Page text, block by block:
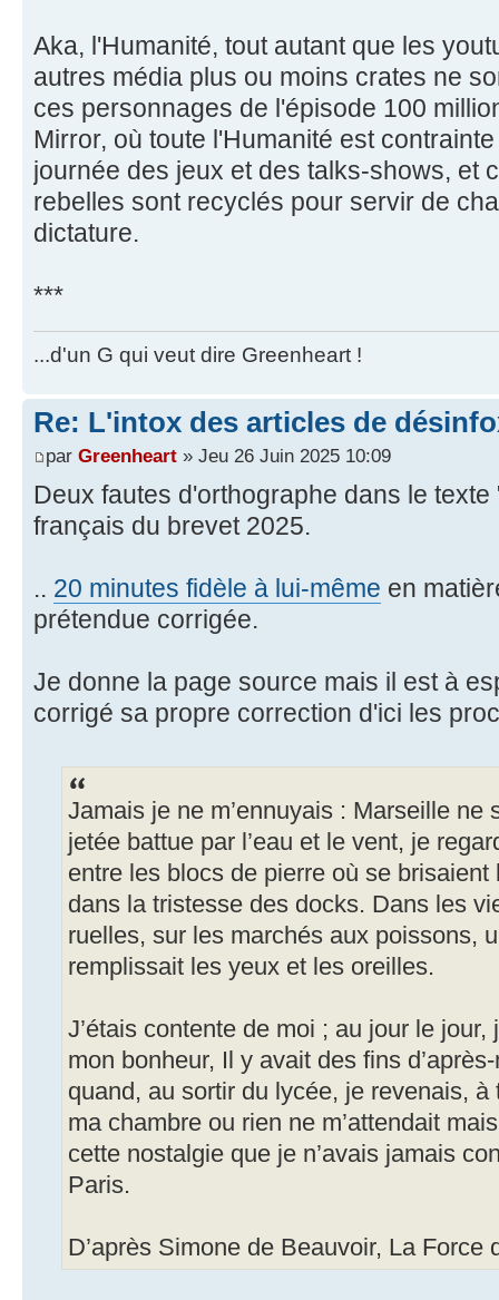
Aka, l'Humanité, tout autant que les
autres média plus ou moins crates ne
ces personnages de l'épisode 100
Mirror, où toute l'Humanité est
journée des jeux et des talks-shows, et
rebelles sont recyclés pour servir de
dictature.
***
...d'un G qui veut dire Greenheart !
Re: L'intox des articles de
par Greenheart » Jeu 26 Juin 2025 10:09
Deux fautes d'orthographe dans le
français du brevet 2025.
.. 20 minutes fidèle à lui-même en
prétendue corrigée.
Je donne la page source mais il est à
corrigé sa propre correction d'ici les
Jamais je ne m’ennuyais : Marseille ne
jetée battue par l’eau et le vent, je
entre les blocs de pierre où se
dans la tristesse des docks. Dans les
ruelles, sur les marchés aux poissons,
remplissait les yeux et les oreilles.
J’étais contente de moi ; au jour le
mon bonheur, Il y avait des fins
quand, au sortir du lycée, je revenais,
ma chambre ou rien ne m’attendait
cette nostalgie que je n’avais jamais
Paris.
D’après Simone de Beauvoir, La Force